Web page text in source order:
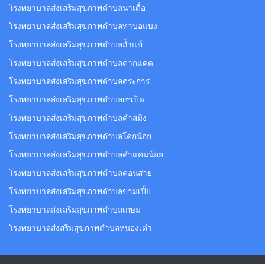
โรงพยาบาลส่งเสริมสุขภาพตำบลนาเดื่อ
โรงพยาบาลส่งเสริมสุขภาพตำบลท่าบ่อแบง
โรงพยาบาลส่งเสริมสุขภาพตำบลถ้ำแข้
โรงพยาบาลส่งเสริมสุขภาพตำบลตากแดด
โรงพยาบาลส่งเสริมสุขภาพตำบลตระการ
โรงพยาบาลส่งเสริมสุขภาพตำบลเซเป็ด
โรงพยาบาลส่งเสริมสุขภาพตำบลคำสมิง
โรงพยาบาลส่งเสริมสุขภาพตำบลโคกน้อย
โรงพยาบาลส่งเสริมสุขภาพตำบลคำแคนน้อย
โรงพยาบาลส่งเสริมสุขภาพตำบลคอนสาย
โรงพยาบาลส่งเสริมสุขภาพตำบลขามเปี้ย
โรงพยาบาลส่งเสริมสุขภาพตำบลเกษม
โรงพยาบาลส่งสริมสุขภาพตำบลหนองเต่า